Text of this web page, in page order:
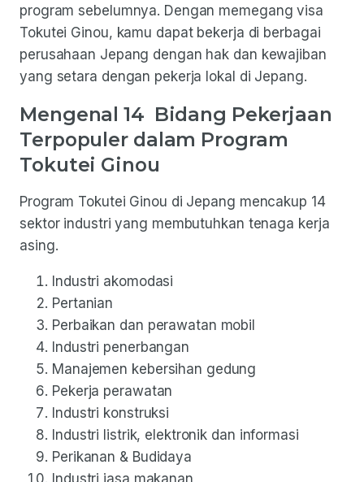
program sebelumnya. Dengan memegang visa
Tokutei Ginou, kamu dapat bekerja di berbagai
perusahaan Jepang dengan hak dan kewajiban
yang setara dengan pekerja lokal di Jepang.
Mengenal 14 Bidang Pekerjaan
Terpopuler dalam Program
Tokutei Ginou
Program Tokutei Ginou di Jepang mencakup 14
sektor industri yang membutuhkan tenaga kerja
asing.
Industri akomodasi
Pertanian
Perbaikan dan perawatan mobil
Industri penerbangan
Manajemen kebersihan gedung
Pekerja perawatan
Industri konstruksi
Industri listrik, elektronik dan informasi
Perikanan & Budidaya
Industri jasa makanan